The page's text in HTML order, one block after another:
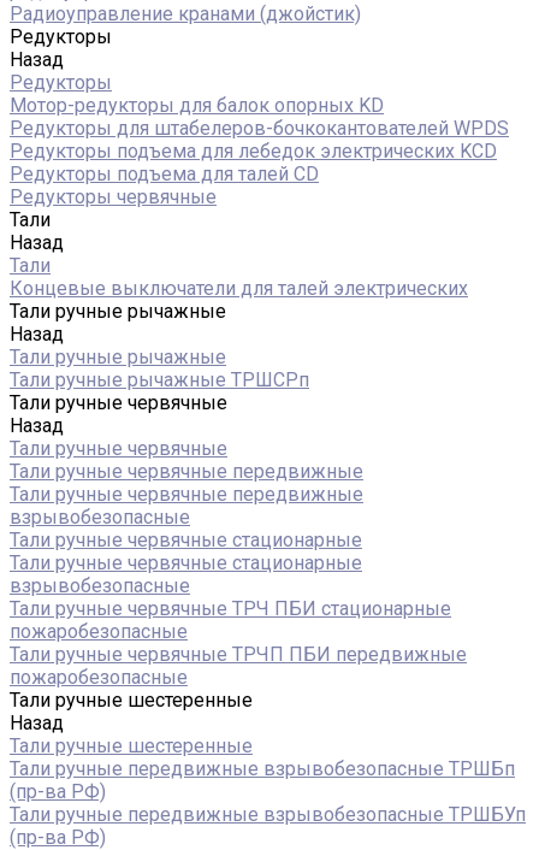
Радиоуправление кранами (джойстик)
Редукторы
Назад
Редукторы
Мотор-редукторы для балок опорных KD
Редукторы для штабелеров-бочкокантователей WPDS
Редукторы подъема для лебедок электрических KCD
Редукторы подъема для талей CD
Редукторы червячные
Тали
Назад
Тали
Концевые выключатели для талей электрических
Тали ручные рычажные
Назад
Тали ручные рычажные
Тали ручные рычажные ТРШСРп
Тали ручные червячные
Назад
Тали ручные червячные
Тали ручные червячные передвижные
Тали ручные червячные передвижные
взрывобезопасные
Тали ручные червячные стационарные
Тали ручные червячные стационарные
взрывобезопасные
Тали ручные червячные ТРЧ ПБИ стационарные
пожаробезопасные
Тали ручные червячные ТРЧП ПБИ передвижные
пожаробезопасные
Тали ручные шестеренные
Назад
Тали ручные шестеренные
Тали ручные передвижные взрывобезопасные ТРШБп
(пр-ва РФ)
Тали ручные передвижные взрывобезопасные ТРШБУп
(пр-ва РФ)